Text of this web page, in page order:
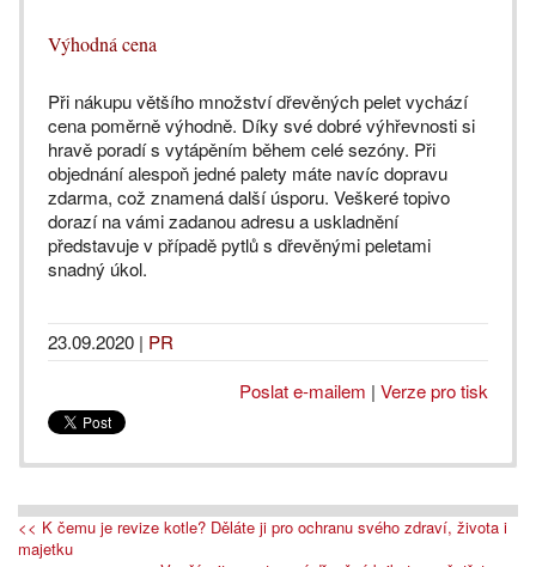
Výhodná cena
Při nákupu většího množství dřevěných pelet vychází
cena poměrně výhodně. Díky své dobré výhřevnosti si
hravě poradí s vytápěním během celé sezóny. Při
objednání alespoň jedné palety máte navíc dopravu
zdarma, což znamená další úsporu. Veškeré topivo
dorazí na vámi zadanou adresu a uskladnění
představuje v případě pytlů s dřevěnými peletami
snadný úkol.
23.09.2020 | PR
Poslat e-mailem | Verze pro tisk
<< K čemu je revize kotle? Děláte ji pro ochranu svého zdraví, života i
majetku